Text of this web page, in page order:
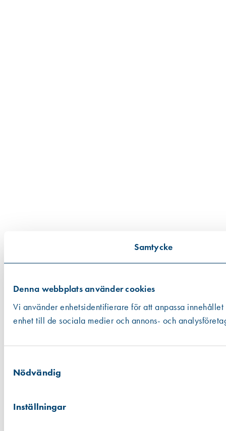
Samtycke
Denna webbplats använder cookies
Vi använder enhetsidentifierare för att anpassa
enhet till de sociala medier och annons- och
Nödvändig
Inställningar